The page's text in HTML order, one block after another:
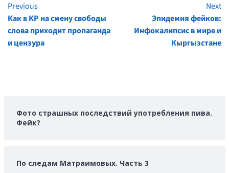
Continue
Reading
Previous
Как в КР на смену свободы
слова приходит пропаганда
и цензура
Next
Эпидемия фейков:
Инфокалипсис в мире и
Кыргызстане
Фото страшных последствий употребления пива.
Фейк?
По следам Матраимовых. Часть 3